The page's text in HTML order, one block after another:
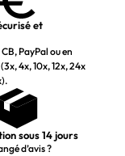
et
PayPal ou en
4x, 10x, 12x, 24x
sous 14 jours
d’avis ?